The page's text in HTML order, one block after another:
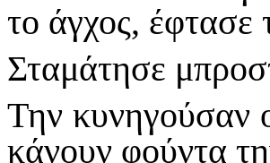
το άγχος, έφτασε
Σταμάτησε
Την κυνηγούσαν
κάνουν φούντα